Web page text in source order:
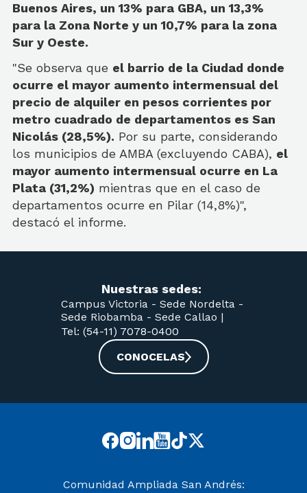
Buenos Aires, un 13% para GBA, un 13,3%
para la Zona Norte y un 10,7% para la zona
Sur y Oeste.
"Se observa que el barrio de la Ciudad donde
ocurre el mayor aumento intermensual del
precio de alquiler en pesos corrientes por
metro cuadrado de departamentos es San
Nicolás (28,5%). Por su parte, considerando
los municipios de AMBA (excluyendo CABA), el
mayor aumento intermensual ocurre en La
Plata (31,2%) mientras que en el caso de
departamentos ocurre en Pilar (14,8%)",
destacó el informe.
Nuestras sedes:
Campus Victoria - Sede Nordelta -
Sede Riobamba - Sede Callao |
Tel: (54-11) 7078-0400
CONOCELAS
Comunidad Ampliada San Andrés: